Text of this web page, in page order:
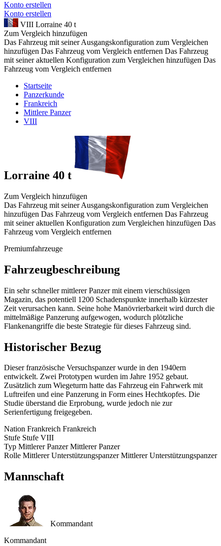
Konto erstellen
Konto erstellen
VIII Lorraine 40 t
Zum Vergleich hinzufügen
Das Fahrzeug mit seiner Ausgangskonfiguration zum Vergleichen
hinzufügen Das Fahrzeug vom Vergleich entfernen Das Fahrzeug
mit seiner aktuellen Konfiguration zum Vergleichen hinzufügen Das
Fahrzeug vom Vergleich entfernen
Startseite
Panzerkunde
Frankreich
Mittlere Panzer
VIII
Lorraine 40 t
Zum Vergleich hinzufügen
Das Fahrzeug mit seiner Ausgangskonfiguration zum Vergleichen
hinzufügen Das Fahrzeug vom Vergleich entfernen Das Fahrzeug
mit seiner aktuellen Konfiguration zum Vergleichen hinzufügen Das
Fahrzeug vom Vergleich entfernen
Premiumfahrzeuge
Fahrzeugbeschreibung
Ein sehr schneller mittlerer Panzer mit einem vierschüssigen
Magazin, das potentiell 1200 Schadenspunkte innerhalb kürzester
Zeit verursachen kann. Seine hohe Manövrierbarkeit wird durch die
mittelmäßige Panzerung aufgewogen, wodurch plötzliche
Flankenangriffe die beste Strategie für dieses Fahrzeug sind.
Historischer Bezug
Dieser französische Versuchspanzer wurde in den 1940ern
entwickelt. Zwei Prototypen wurden im Jahre 1952 gebaut.
Zusätzlich zum Wiegeturm hatte das Fahrzeug ein Fahrwerk mit
Luftreifen und eine Panzerung in Form eines Hechtkopfes. Die
Studie überstand die Erprobung, wurde jedoch nie zur
Serienfertigung freigegeben.
Nation Frankreich Frankreich
Stufe Stufe VIII
Typ Mittlerer Panzer Mittlerer Panzer
Rolle Mittlerer Unterstützungspanzer Mittlerer Unterstützungspanzer
Mannschaft
Kommandant
Kommandant